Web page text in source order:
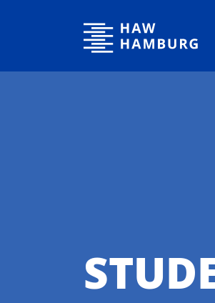
Hochschule für Angewandte